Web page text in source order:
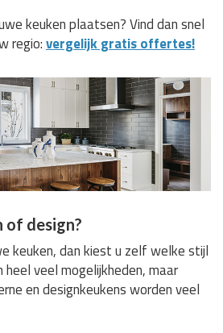
keuken plaatsen? Vind dan snel
regio:vergelijk gratis offertes!
of design?
keuken, dan kiest u zelf welke stijl
heel veel mogelijkheden, maar
en designkeukens worden veel